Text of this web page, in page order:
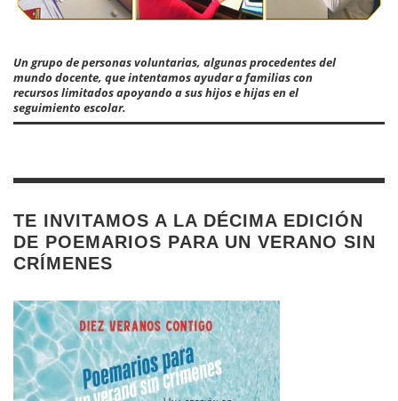
Un grupo de personas voluntarias, algunas procedentes del
mundo docente, que intentamos ayudar a familias con
recursos limitados apoyando a sus hijos e hijas en el
seguimiento escolar.
TE INVITAMOS A LA DÉCIMA EDICIÓN
DE POEMARIOS PARA UN VERANO SIN
CRÍMENES